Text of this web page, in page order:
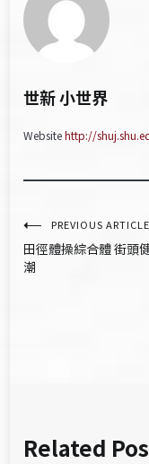
世新 小世界
Websitehttp://
文
章
PREVIOUS ARTICLE
田徑體操綜合體 街頭
潮
Related